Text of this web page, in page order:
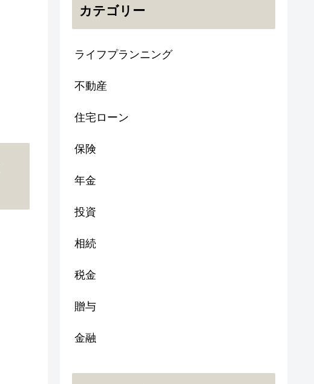
カテゴリー
ライフプランニング
不動産
住宅ローン
保険
年金
投資
相続
税金
贈与
金融